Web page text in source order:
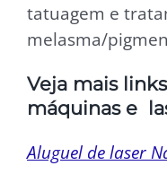
tatuagem e
melasma/
Veja mais
máquinas e
Aluguel de laser